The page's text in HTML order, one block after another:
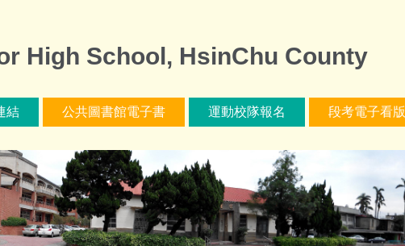
High School, HsinChu County
結 公共圖書館電子書 運動校隊報名 段考電子看版